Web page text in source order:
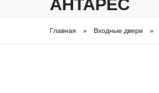
АНТАРЕС
Вы здесь
Главная » Входные двери »